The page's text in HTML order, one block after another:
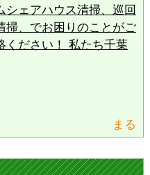
シェアハウス清掃、巡回
掃、でお困りのことがご
ください！ 私たち千葉
まる